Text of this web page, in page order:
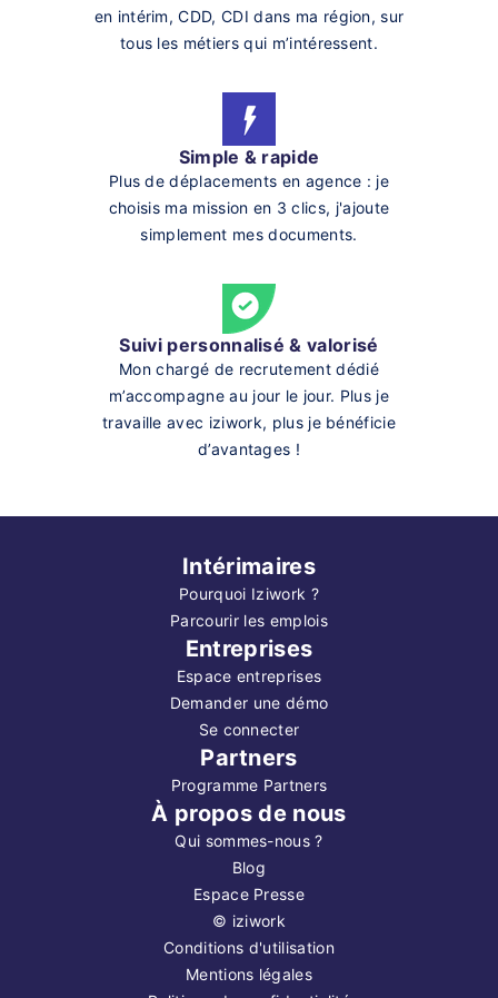
en intérim, CDD, CDI dans ma région, sur
tous les métiers qui m’intéressent.
Simple & rapide
Plus de déplacements en agence : je
choisis ma mission en 3 clics, j'ajoute
simplement mes documents.
Suivi personnalisé & valorisé
Mon chargé de recrutement dédié
m’accompagne au jour le jour. Plus je
travaille avec iziwork, plus je bénéficie
d’avantages !
Intérimaires
Pourquoi Iziwork ?
Parcourir les emplois
Entreprises
Espace entreprises
Demander une démo
Se connecter
Partners
Programme Partners
À propos de nous
Qui sommes-nous ?
Blog
Espace Presse
© iziwork
Conditions d'utilisation
Mentions légales